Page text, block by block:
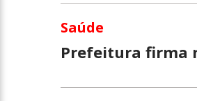
Saúde
Prefeitura firma